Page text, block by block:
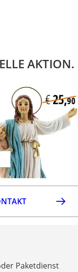
AKTION.
Paketdienst